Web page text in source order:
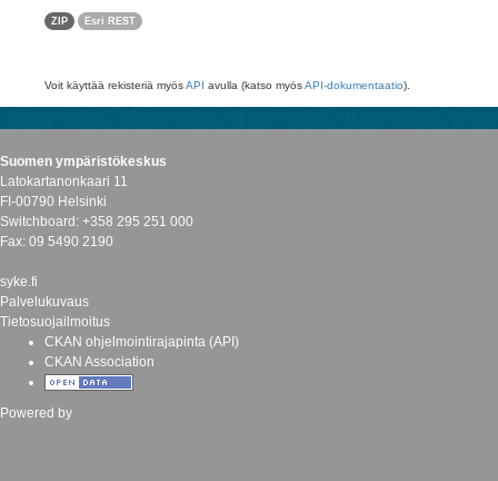
ZIP Esri REST
Voit käyttää rekisteriä myösAPI avulla (katso myösAPI-dokumentaatio).
Suomen ympäristökeskus
Latokartanonkaari 11
FI-00790 Helsinki
Switchboard: +358 295 251 000
Fax: 09 5490 2190
syke.fi
Palvelukuvaus
Tietosuojailmoitus
CKAN ohjelmointirajapinta (API)
CKAN Association
Powered by